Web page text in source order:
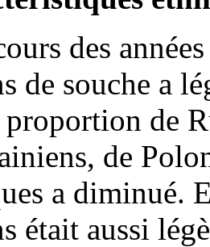
des
de souche a
de
de
a diminué.
était aussi